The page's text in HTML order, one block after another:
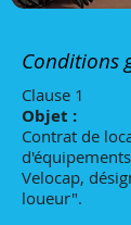
Conditions
Clause 1
Objet :
Contrat de
Velocap,
loueur".